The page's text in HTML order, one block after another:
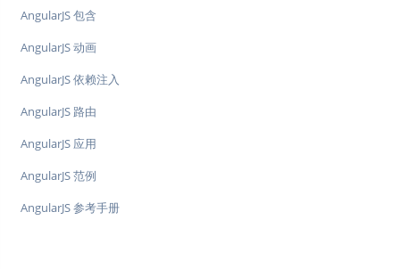
AngularJS 包含
AngularJS 动画
AngularJS 依赖注入
AngularJS 路由
AngularJS 应用
AngularJS 范例
AngularJS 参考手册